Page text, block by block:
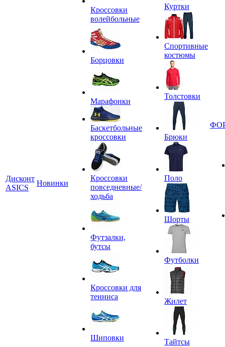
Дисконт
ASICS
Новинки
Кроссовки
волейбольные
Борцовки
Марафонки
Баскетбольные
кроссовки
Кроссовки
повседневные/
ходьба
Футзалки,
бутсы
Кроссовки для
тенниса
Шиповки
Куртки
Спортивные
костюмы
Толстовки
Брюки
Поло
Шорты
Футболки
Жилет
Тайтсы